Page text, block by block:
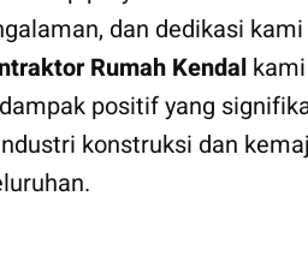
dan dedikasi kami
Rumah Kendal kami
positif yang
konstruksi dan